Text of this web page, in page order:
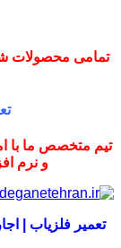
تمامی محصولات
تیم متخصص ما با
و نرم
تعمیر فلزیاب |